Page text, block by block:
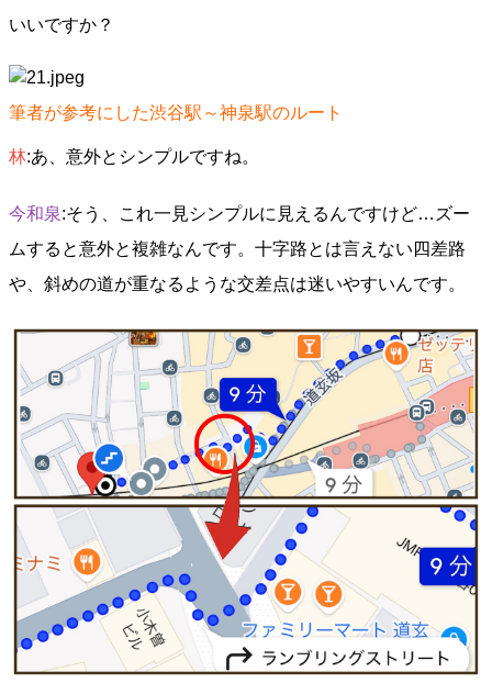
いいですか？
筆者が参考にした渋谷駅～神泉駅のルート
林:あ、意外とシンプルですね。
今和泉:そう、これ一見シンプルに見えるんですけど…ズー
ムすると意外と複雑なんです。十字路とは言えない四差路
や、斜めの道が重なるような交差点は迷いやすいんです。